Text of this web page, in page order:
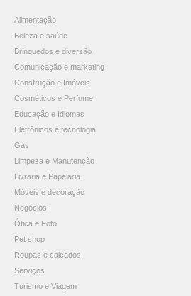
Alimentação
Beleza e saúde
Brinquedos e diversão
Comunicação e marketing
Construção e Imóveis
Cosméticos e Perfume
Educação e Idiomas
Eletrônicos e tecnologia
Gás
Limpeza e Manutenção
Livraria e Papelaria
Móveis e decoração
Negócios
Ótica e Foto
Pet shop
Roupas e calçados
Serviços
Turismo e Viagem